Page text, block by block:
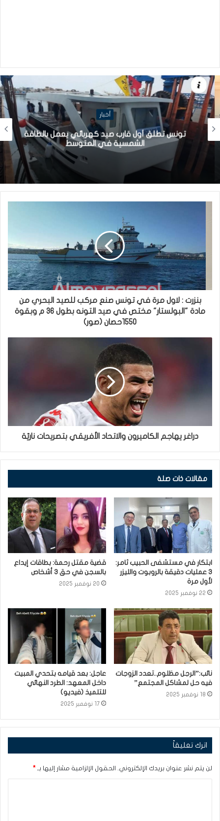
أخبار
تونس تطلق أول قارب صيد كهربائي يعمل بالطاقة
الشمسية في المتوسط
بنزرت : لاول مرة في تونس صنع مركب للصيد البحري من
مادة "البولستار" مختص في صيد التونه بطول 36 م وبقوة
1550حصان (صور)
دراغر يهاجم الكاميرون والاتحاد الأفريقي بتصريحات ناريّة
مقالات ذات صلة
ابتكار في مستشفى الحبيب ثامر:
3 عمليات دقيقة بالروبوت والليزر
لأول مرة
22 نوفمبر 2025
قضية مقتل رحمة: بطاقات إيداع
بالسجن في حق 3 أشخاص
20 نوفمبر 2025
نائب:”الرجل مظلوم..تعدد الزوجات
فيه حل لمشاكل المجتمع”
18 نوفمبر 2025
عاجل: بعد قيامه بتحدي المبيت
داخل المعهد: الطرد النهائي
للتلميذ (فيديو)
17 نوفمبر 2025
اترك تعليقاً
لن يتم نشر عنوان بريدك الإلكتروني. الحقول الإلزامية مشار إليها بـ *